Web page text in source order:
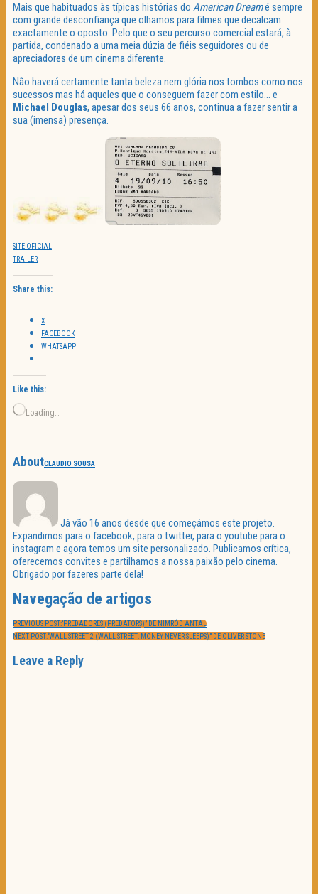
Mais que habituados às típicas histórias do American Dreamé sempre
com grande desconfiança que olhamos para filmes que decalcam
exactamente o oposto. Pelo que o seu percurso comercial estará, à
partida, condenado a uma meia dúzia de fiéis seguidores ou de
apreciadores de um cinema diferente.
Não haverá certamente tanta beleza nem glória nos tombos como nos
sucessos mas há aqueles que o conseguem fazer com estilo… e
Michael Douglas, apesar dos seus 66 anos, continua a fazer sentir a
sua (imensa) presença.
SITE OFICIAL
TRAILER
Share this:
X
FACEBOOK
WHATSAPP
Like this:
Loading…
AboutCLAUDIO SOUSA
Já vão 16 anos desde que começámos este projeto.
Expandimos para o facebook, para o twitter, para o youtube para o
instagram e agora temos um site personalizado. Publicamos crítica,
oferecemos convites e partilhamos a nossa paixão pelo cinema.
Obrigado por fazeres parte dela!
Navegação de artigos
PREVIOUS POST:“PREDADORES (PREDATORS)” DE NIMRÓD ANTAL
NEXT POST:“WALL STREET 2 (WALL STREET: MONEY NEVER SLEEPS)” DE OLIVER STONE
Leave a Reply